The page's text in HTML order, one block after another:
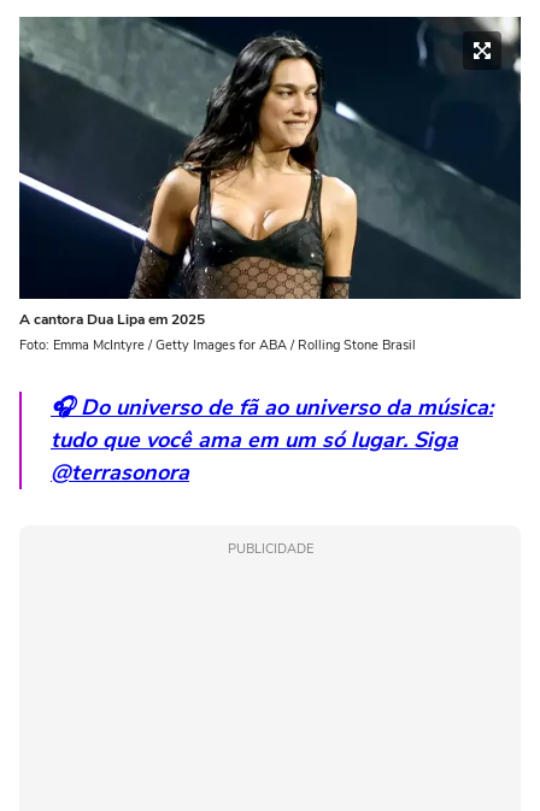
A cantora Dua Lipa em 2025
Foto: Emma McIntyre / Getty Images for ABA / Rolling Stone Brasil
🎧 Do universo de fã ao universo da música:
tudo que você ama em um só lugar. Siga
@terrasonora
PUBLICIDADE